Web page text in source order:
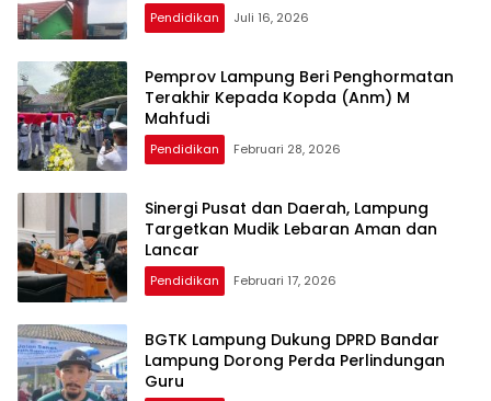
Pendidikan Juli 16, 2026
Pemprov Lampung Beri Penghormatan
Terakhir Kepada Kopda (Anm) M
Mahfudi
Pendidikan Februari 28, 2026
Sinergi Pusat dan Daerah, Lampung
Targetkan Mudik Lebaran Aman dan
Lancar
Pendidikan Februari 17, 2026
BGTK Lampung Dukung DPRD Bandar
Lampung Dorong Perda Perlindungan
Guru